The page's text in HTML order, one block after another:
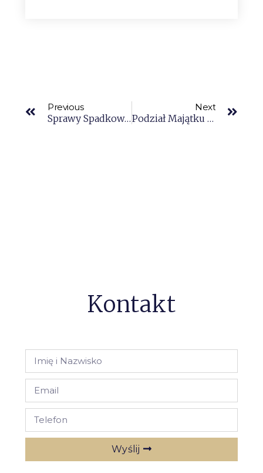
Previous
Sprawy Spadkowe Bez Tajemnic. Jak Bezpiecznie Przejść Przez Labirynt Przepisów?
Next
Podział Majątku Przedsiębiorcy – Co Dzieje Się Z Firmą Po Rozwodzie?
Kontakt
Wyślij